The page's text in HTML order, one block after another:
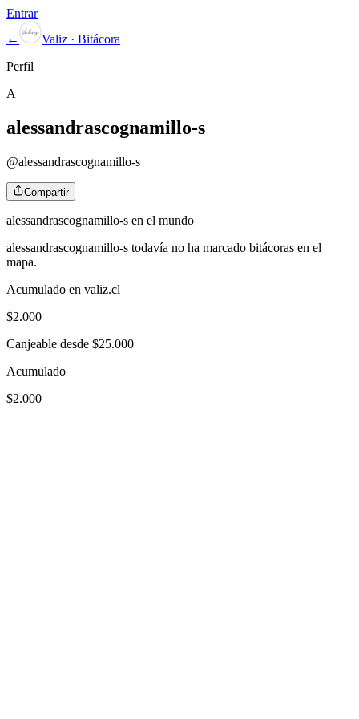
Entrar
←
Valiz · Bitácora
Perfil
A
alessandrascognamillo-s
@alessandrascognamillo-s
Compartir
alessandrascognamillo-s en el mundo
alessandrascognamillo-s todavía no ha marcado bitácoras en el
mapa.
Acumulado en valiz.cl
$2.000
Canjeable desde $25.000
Acumulado
$2.000